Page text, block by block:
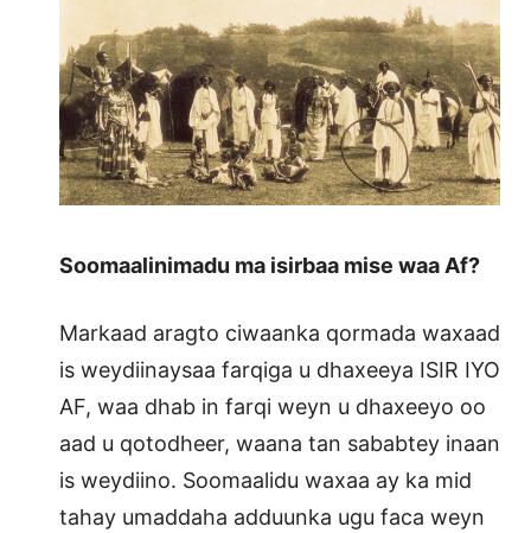
Soomaalinimadu ma isirbaa mise waa Af?
Markaad aragto ciwaanka qormada waxaad
is weydiinaysaa farqiga u dhaxeeya ISIR IYO
AF, waa dhab in farqi weyn u dhaxeeyo oo
aad u qotodheer, waana tan sababtey inaan
is weydiino. Soomaalidu waxaa ay ka mid
tahay umaddaha adduunka ugu faca weyn